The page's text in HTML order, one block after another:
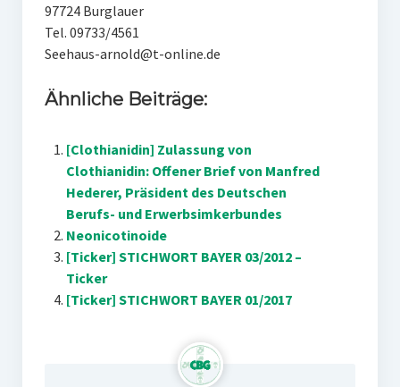
97724 Burglauer
Tel. 09733/4561
Seehaus-arnold@t-online.de
Ähnliche Beiträge:
[Clothianidin] Zulassung von
Clothianidin: Offener Brief von Manfred
Hederer, Präsident des Deutschen
Berufs- und Erwerbsimkerbundes
Neonicotinoide
[Ticker] STICHWORT BAYER 03/2012 –
Ticker
[Ticker] STICHWORT BAYER 01/2017